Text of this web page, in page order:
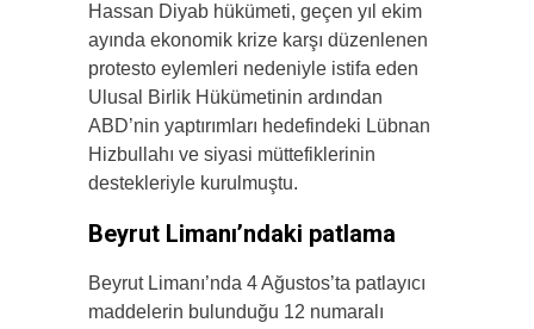
Hassan Diyab hükümeti, geçen yıl ekim
ayında ekonomik krize karşı düzenlenen
protesto eylemleri nedeniyle istifa eden
Ulusal Birlik Hükümetinin ardından
ABD’nin yaptırımları hedefindeki Lübnan
Hizbullahı ve siyasi müttefiklerinin
destekleriyle kurulmuştu.
Beyrut Limanı’ndaki patlama
Beyrut Limanı’nda 4 Ağustos’ta patlayıcı
maddelerin bulunduğu 12 numaralı